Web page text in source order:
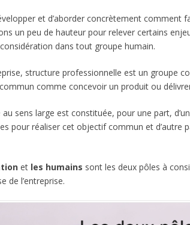
et d’aborder concrètement comment
un peu de hauteur pour relever certains
dans tout groupe humain.
structure professionnelle est un groupe
comme concevoir un produit ou
au sens large est constituée, pour une part,
pour réaliser cet objectif commun et d’autre
et les humains sont les deux pôles à
de l’entreprise.